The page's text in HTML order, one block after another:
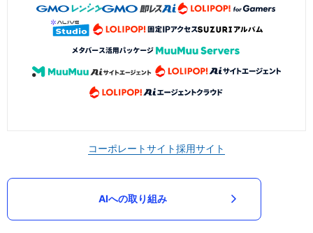
コーポレートサイト採用サイト
AIへの取り組み